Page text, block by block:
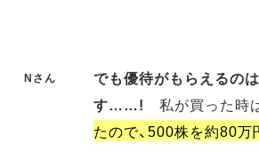
Nさん
でも優待がもらえるの
す……! 私が買った時
たので、500株を約80万